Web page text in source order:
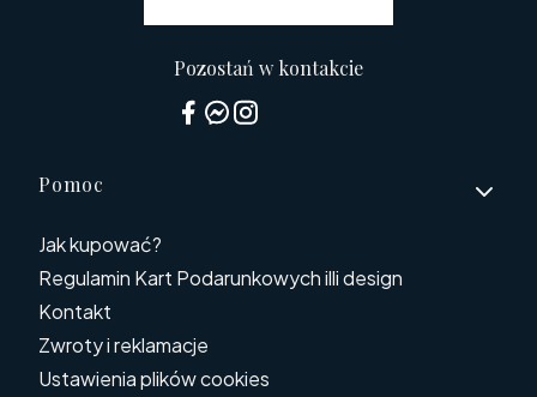
Pozostań w kontakcie
Linki w stopce
Pomoc
Jak kupować?
Regulamin Kart Podarunkowych illi design
Kontakt
Zwroty i reklamacje
Ustawienia plików cookies